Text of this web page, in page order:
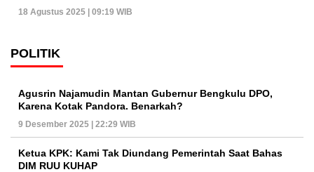
18 Agustus 2025 | 09:19 WIB
POLITIK
Agusrin Najamudin Mantan Gubernur Bengkulu DPO,
Karena Kotak Pandora. Benarkah?
9 Desember 2025 | 22:29 WIB
Ketua KPK: Kami Tak Diundang Pemerintah Saat Bahas
DIM RUU KUHAP